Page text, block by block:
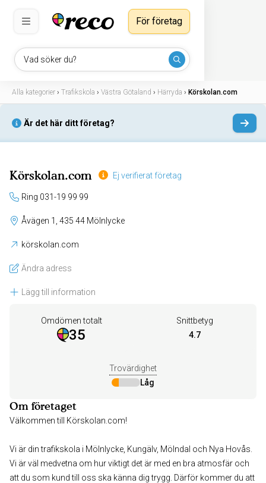
Vad söker du?
För företag
Alla kategorier › Trafikskola › Västra Götaland › Härryda › Körskolan.com
Är det här ditt företag?
Körskolan.com Ej verifierat företag
Ring 031-19 99 99
Åvägen 1, 435 44 Mölnlycke
körskolan.com
Ändra adress
Lägg till information
Omdömen totalt
35
Snittbetyg
4.7
Trovärdighet
Låg
Om företaget
Välkommen till Körskolan.com!
Vi är din trafikskola i Mölnlycke, Kungälv, Mölndal och Nya Hovås.
Vi är väl medvetna om hur viktigt det är med en bra atmosfär och
att du som kund till oss ska känna dig trygg. Därför kommer du att